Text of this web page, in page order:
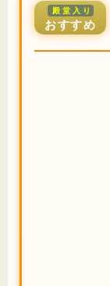
殿堂入り
おすすめ